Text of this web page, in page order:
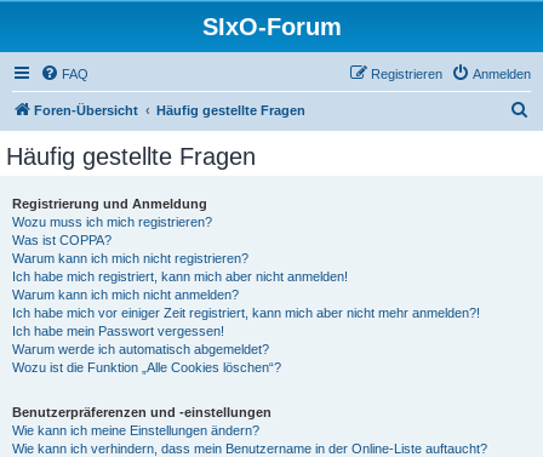
SIxO-Forum
FAQ Anmelden
Registrieren
Foren-Übersicht Häufig gestellte Fragen
Häufig gestellte Fragen
Registrierung und Anmeldung
Wozu muss ich mich registrieren?
Was ist COPPA?
Warum kann ich mich nicht registrieren?
Ich habe mich registriert, kann mich aber nicht anmelden!
Warum kann ich mich nicht anmelden?
Ich habe mich vor einiger Zeit registriert, kann mich aber nicht mehr anmelden?!
Ich habe mein Passwort vergessen!
Warum werde ich automatisch abgemeldet?
Wozu ist die Funktion „Alle Cookies löschen“?
Benutzerpräferenzen und -einstellungen
Wie kann ich meine Einstellungen ändern?
Wie kann ich verhindern, dass mein Benutzername in der Online-Liste auftaucht?